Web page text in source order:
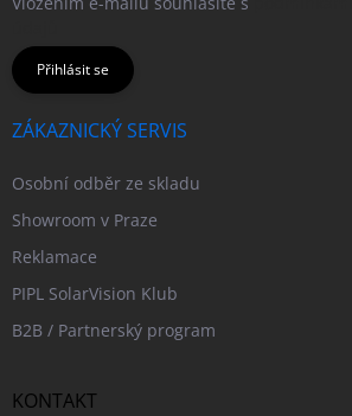
Přihlásit se
ZÁKAZNICKÝ SERVIS
Osobní odběr ze skladu
Showroom v Praze
Reklamace
PIPL SolarVision Klub
B2B / Partnerský program
KONTAKT